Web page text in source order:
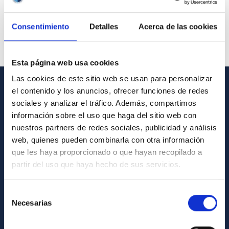
Consentimiento Detalles Acerca de las cookies
Esta página web usa cookies
Las cookies de este sitio web se usan para personalizar
el contenido y los anuncios, ofrecer funciones de redes
sociales y analizar el tráfico. Además, compartimos
información sobre el uso que haga del sitio web con
nuestros partners de redes sociales, publicidad y análisis
web, quienes pueden combinarla con otra información
que les haya proporcionado o que hayan recopilado a
partir del uso que haya hecho de sus servicios.
Necesarias
GENERAL INFORMATION
Contact
How to get to the IAC
List of personnel
Library